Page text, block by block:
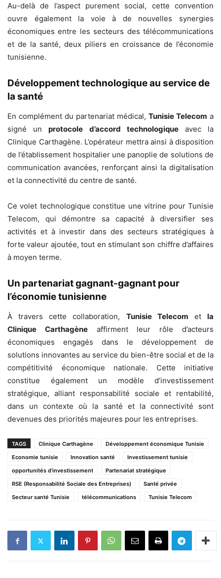
Au-delà de l’aspect purement social, cette convention
ouvre également la voie à de nouvelles synergies
économiques entre les secteurs des télécommunications
et de la santé, deux piliers en croissance de l’économie
tunisienne.
Développement technologique au service de
la santé
En complément du partenariat médical, Tunisie Telecom a
signé unprotocole d’accord technologiqueavec la
Clinique Carthagène. L’opérateur mettra ainsi à disposition
de l’établissement hospitalier une panoplie de solutions de
communication avancées, renforçant ainsi la digitalisation
et la connectivité du centre de santé.
Ce volet technologique constitue une vitrine pour Tunisie
Telecom, qui démontre sa capacité à diversifier ses
activités et à investir dans des secteurs stratégiques à
forte valeur ajoutée, tout en stimulant son chiffre d’affaires
à moyen terme.
Un partenariat gagnant-gagnant pour
l’économie tunisienne
À travers cette collaboration, Tunisie Telecom etla
Clinique Carthagèneaffirment leur rôle d’acteurs
économiques engagés dans le développement de
solutions innovantes au service du bien-être social et de la
compétitivité économique nationale. Cette initiative
constitue également un modèle d’investissement
stratégique, alliant responsabilité sociale et rentabilité,
dans un contexte où la santé et la connectivité sont
devenues des priorités majeures pour les entreprises.
TAGS Clinique Carthagène
Développement économique Tunisie
Economie tunisie
Innovation santé
Investissement tunisie
opportunités d’investissement
Partenariat stratégique
RSE (Responsabilité Sociale des Entreprises)
Santé privée
Secteur santé Tunisie
télécommunications Tunisie Telecom